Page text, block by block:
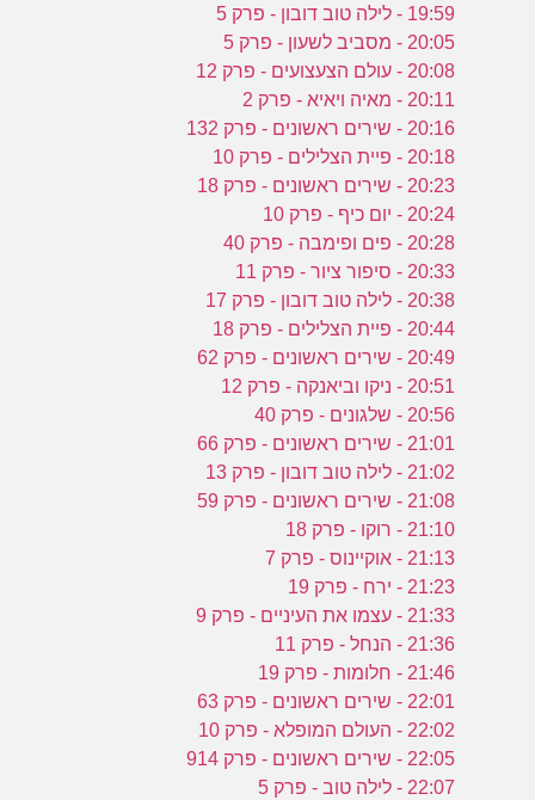
19:59 - לילה טוב דובון - פרק 5
20:05 - מסביב לשעון - פרק 5
20:08 - עולם הצעצועים - פרק 12
20:11 - מאיה ויאיא - פרק 2
20:16 - שירים ראשונים - פרק 132
20:18 - פיית הצלילים - פרק 10
20:23 - שירים ראשונים - פרק 18
20:24 - יום כיף - פרק 10
20:28 - פים ופימבה - פרק 40
20:33 - סיפור ציור - פרק 11
20:38 - לילה טוב דובון - פרק 17
20:44 - פיית הצלילים - פרק 18
20:49 - שירים ראשונים - פרק 62
20:51 - ניקו וביאנקה - פרק 12
20:56 - שלגונים - פרק 40
21:01 - שירים ראשונים - פרק 66
21:02 - לילה טוב דובון - פרק 13
21:08 - שירים ראשונים - פרק 59
21:10 - רוקו - פרק 18
21:13 - אוקיינוס - פרק 7
21:23 - ירח - פרק 19
21:33 - עצמו את העיניים - פרק 9
21:36 - הנחל - פרק 11
21:46 - חלומות - פרק 19
22:01 - שירים ראשונים - פרק 63
22:02 - העולם המופלא - פרק 10
22:05 - שירים ראשונים - פרק 914
22:07 - לילה טוב - פרק 5